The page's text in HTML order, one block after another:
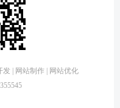
| 网站制作 | 网站优化